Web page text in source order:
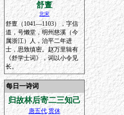
舒亶
北宋
舒亶（1041—1103），字信
道，号懒堂，明州慈溪（今
属浙江）人，治平二年进
士，思致缜密。赵万里辑有
《舒学士词》，词以小令见
长。
每日一诗词
归故林后寄二三知己
唐五代.贯休